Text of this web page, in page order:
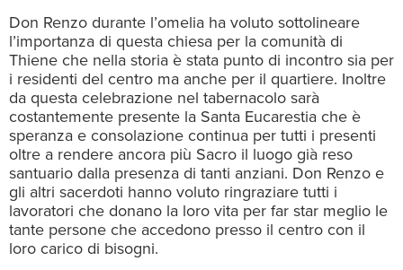
Don Renzo durante l’omelia ha voluto sottolineare
l’importanza di questa chiesa per la comunità di
Thiene che nella storia è stata punto di incontro sia per
i residenti del centro ma anche per il quartiere. Inoltre
da questa celebrazione nel tabernacolo sarà
costantemente presente la Santa Eucarestia che è
speranza e consolazione continua per tutti i presenti
oltre a rendere ancora più Sacro il luogo già reso
santuario dalla presenza di tanti anziani. Don Renzo e
gli altri sacerdoti hanno voluto ringraziare tutti i
lavoratori che donano la loro vita per far star meglio le
tante persone che accedono presso il centro con il
loro carico di bisogni.